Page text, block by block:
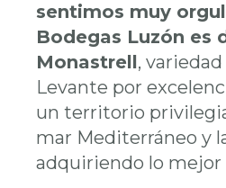
sentimos muy
Bodegas Luzón es
Monastrell,
Levante por
un territorio
mar Mediterráneo y
adquiriendo lo mejor